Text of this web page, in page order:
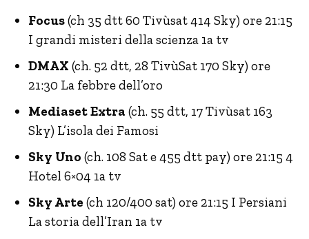
Focus(ch 35 dtt 60 Tivùsat 414 Sky) ore 21:15
I grandi misteri della scienza 1a tv
DMAX (ch. 52 dtt, 28 TivùSat 170 Sky) ore
21:30 La febbre dell’oro
Mediaset Extra (ch. 55 dtt, 17 Tivùsat 163
Sky) L’isola dei Famosi
Sky Uno (ch. 108 Sat e 455 dtt pay) ore 21:15 4
Hotel 6×04 1a tv
Sky Arte (ch 120/400 sat) ore 21:15 I Persiani
La storia dell’Iran 1a tv